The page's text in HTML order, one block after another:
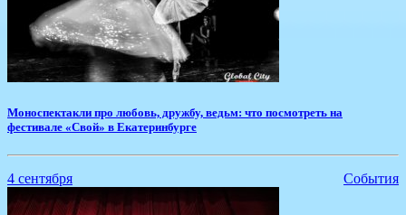
​Моноспектакли про любовь, дружбу, ведьм: что посмотреть на
фестивале «Свой» в Екатеринбурге
4 сентября События